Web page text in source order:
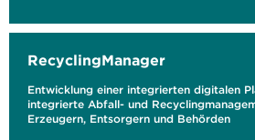
RecyclingManager
Entwicklung einer integrierten digitalen
integrierte Abfall- und
Erzeugern, Entsorgern und Behörden